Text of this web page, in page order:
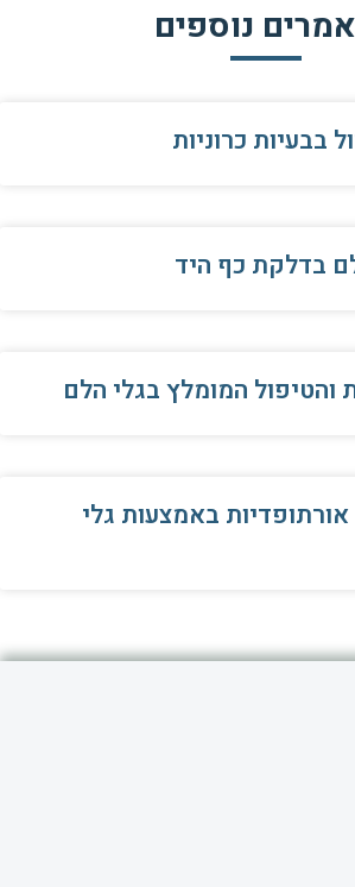
נוספים
בבעיות כרוניות
בדלקת כף היד
והטיפול המומלץ בגלי הלם
באמצעות גלי